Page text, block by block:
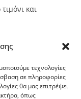
τεχνολογίες
σε πληροφορίες
θα μας επιτρέψει
όπως
και